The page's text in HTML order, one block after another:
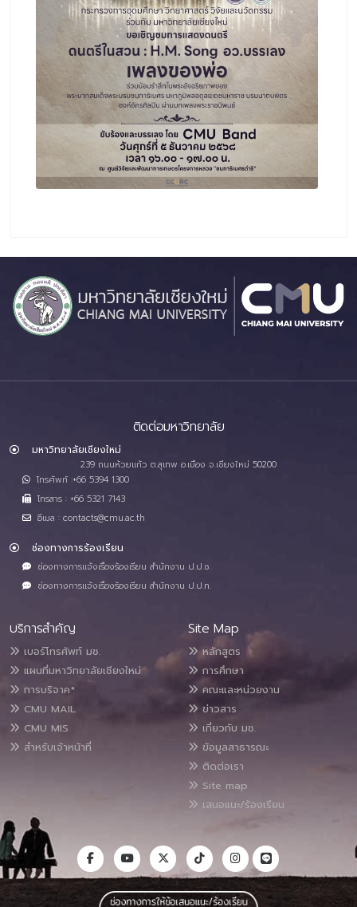
ติดต่อมหาวิทยาลัย
มหาวิทยาลัยเชียงใหม่
239 ถนนห้วยแก้ว ต.สุเทพ อ.เมือง จ.เชียงใหม่ 50200
โทรศัพท์ :+66 5394 1300
โทรสาร : +66 5321 7143
อีเมล : contacts@cmu.ac.th
ช่องทางการร้องเรียน
ช่องทางการแจ้งเรื่องร้องเรียน สำนักงาน ป.ป.ช.
ช่องทางการแจ้งเรื่องร้องเรียน สำนักงาน ป.ป.ท.
บริการสำคัญ
เบอร์โทรศัพท์ มช.
แผนที่มหาวิทยาลัยเชียงใหม่
การบริจาค*
CMU MAIL
CMU MIS
สำหรับเจ้าหน้าที่
Site Map
หลักสูตร
การศึกษา
คณะและหน่วยงาน
ข่าวสาร
เกี่ยวกับ มช.
ข้อมูลสาธารณะ
ติดต่อเรา
Site map
เสนอแนะ/ร้องเรียน